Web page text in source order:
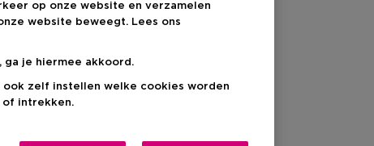
op onze website en verzamelen
website beweegt. Lees ons
ga je hiermee akkoord.
ook zelf instellen welke cookies worden
of intrekken.